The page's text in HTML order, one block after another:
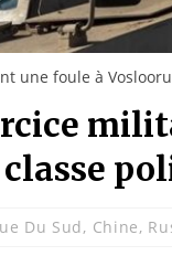
une foule à
Du Sud, Chine,